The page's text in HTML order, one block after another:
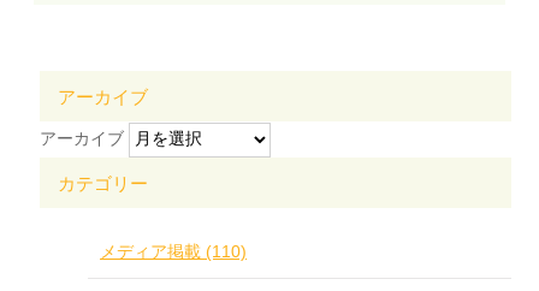
アーカイブ
アーカイブ
カテゴリー
メディア掲載 (110)